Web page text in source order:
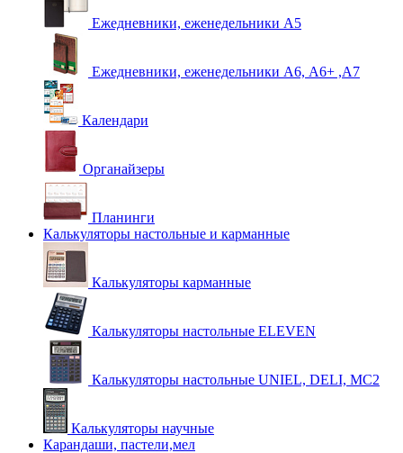
Ежедневники, еженедельники А5
Ежедневники, еженедельники А6, А6+ ,А7
Календари
Органайзеры
Планинги
Калькуляторы настольные и карманные
Калькуляторы карманные
Калькуляторы настольные ELEVEN
Калькуляторы настольные UNIEL, DELI, MC2
Калькуляторы научные
Карандаши, пастели,мел